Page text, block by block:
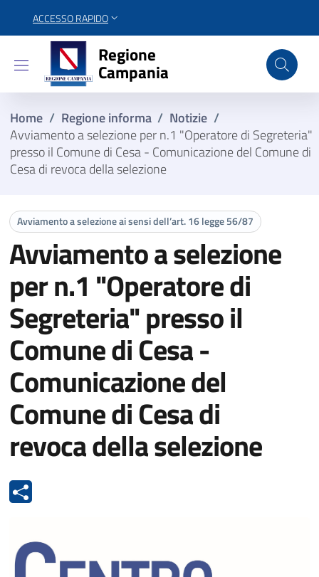
ACCESSO RAPIDO
Regione Campania
Regione
Campania
Home / Regione informa / Notizie /
Avviamento a selezione per n.1 "Operatore di Segreteria"
presso il Comune di Cesa - Comunicazione del Comune di
Cesa di revoca della selezione
Avviamento a selezione ai sensi dell’art. 16 legge 56/87
Avviamento a selezione
per n.1 "Operatore di
Segreteria" presso il
Comune di Cesa -
Comunicazione del
Comune di Cesa di
revoca della selezione